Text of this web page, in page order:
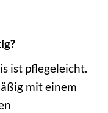
ist pflegeleicht.
mit einem